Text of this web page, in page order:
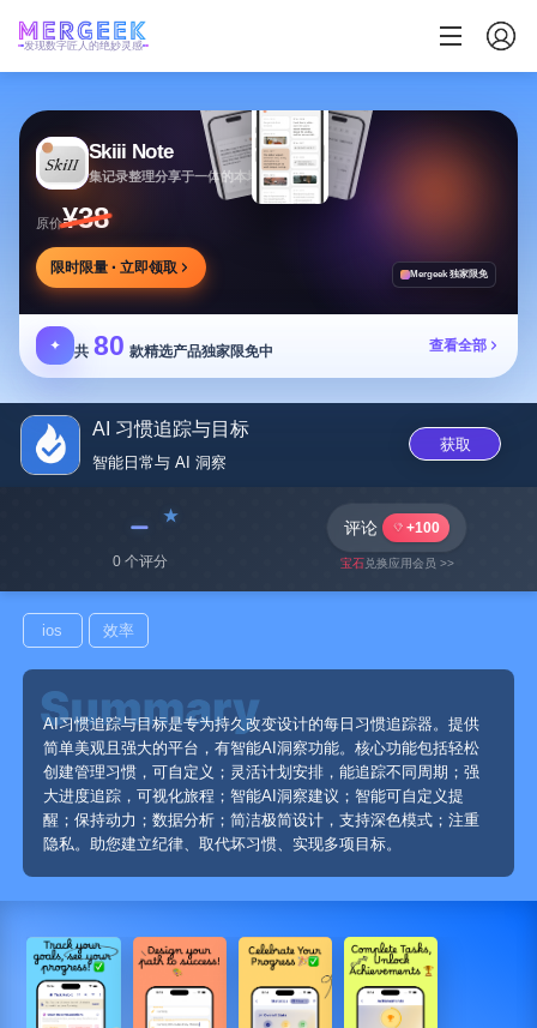
发现数字匠人的绝妙灵感
Skiii Note
集记录整理分享于一体的本地写作工作台
原价¥38
限时限量 · 立即领取 Mergeek 独家限免
✦ 共 80 款精选产品独家限免中 查看全部
AI 习惯追踪与目标
智能日常与 AI 洞察
获取
﹣
0 个评分
评论 +100
宝石兑换应用会员 >>
ios 效率
AI习惯追踪与目标是专为持久改变设计的每日习惯追踪器。提供
简单美观且强大的平台，有智能AI洞察功能。核心功能包括轻松
创建管理习惯，可自定义；灵活计划安排，能追踪不同周期；强
大进度追踪，可视化旅程；智能AI洞察建议；智能可自定义提
醒；保持动力；数据分析；简洁极简设计，支持深色模式；注重
隐私。助您建立纪律、取代坏习惯、实现多项目标。